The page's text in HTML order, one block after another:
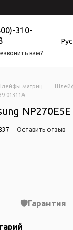
310-
вам?
Рус
матриц
01311A
NP270E5E
Оставить отзыв
Гарантия